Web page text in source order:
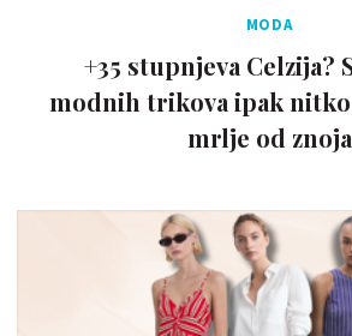
MODA
+35 stupnjeva Celzija?
modnih trikova ipak
mrlje od znoja